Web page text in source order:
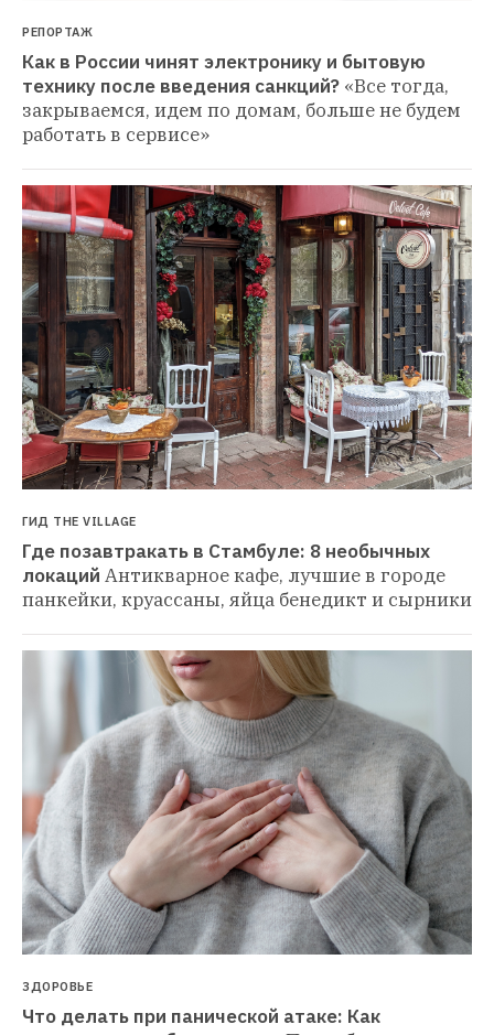
РЕПОРТАЖ
Как в России чинят электронику и бытовую
технику после введения санкций? «Все тогда,
закрываемся, идем по домам, больше не будем
работать в сервисе»
ГИД THE VILLAGE
Где позавтракать в Стамбуле: 8 необычных
локаций Антикварное кафе, лучшие в городе
панкейки, круассаны, яйца бенедикт и сырники
ЗДОРОВЬЕ
Что делать при панической атаке: Как